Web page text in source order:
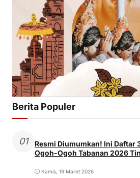
Berita Populer
01
Resmi Diumumkan! Ini Daftar
Ogoh-Ogoh Tabanan 2026
Kamis, 19 Maret 2026